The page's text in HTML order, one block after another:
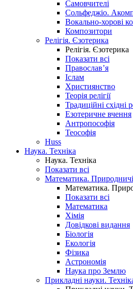
Самовчителі
Сольфеджіо.
Вокально-хорові
Композитори
Релігія. Єзотерика
Релігія. Єзотерика
Показати всі
Православ’я
Іслам
Християнство
Теорія релігії
Традиційні східні
Езотеричне вчення
Антропософія
Теософія
Huss
Наука. Техніка
Наука. Техніка
Показати всі
Математика.
Математика.
Показати всі
Математика
Хімія
Довідкові видання
Біологія
Екологія
Фізика
Астрономія
Наука про Землю
Прикладні науки.